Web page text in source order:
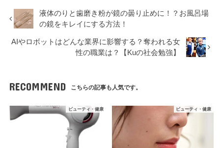
液体のりと歯磨き粉が鏡の曇り止めに！？お風呂場
の鏡をキレイにする方法！
AIやロボットはどんな業界に影響する？奪われる女
性の職業は？【Kuの社会勉強】
RECOMMEND こちらの記事も人気です。
ビューティ・健康 ビューティ・健康